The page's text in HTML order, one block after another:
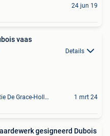
24 jun 19
vaas
Details
Awans+ Partie De Grace-Hollogne 1 mrt 24
gesigneerd Dubois